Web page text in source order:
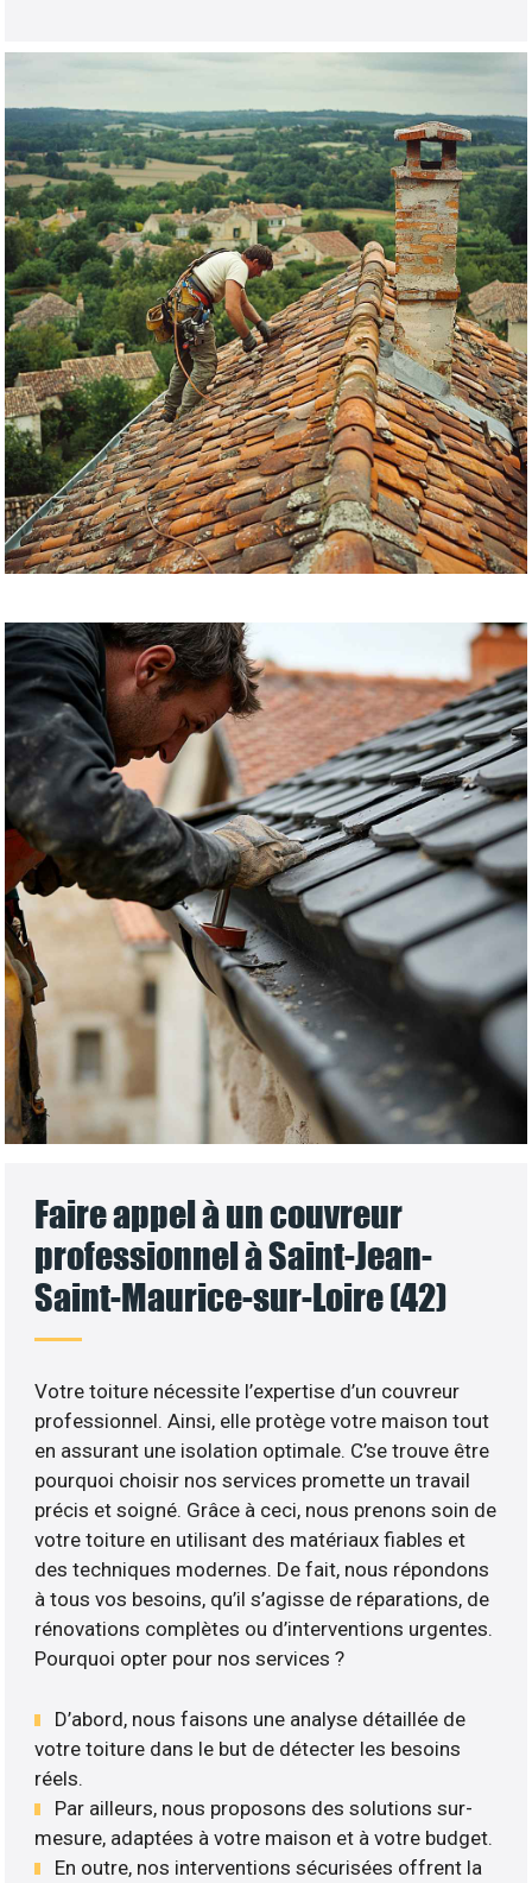
Faire appel à un couvreur
professionnel à Saint-Jean-
Saint-Maurice-sur-Loire (42)
Votre toiture nécessite l’expertise d’un couvreur
professionnel. Ainsi, elle protège votre maison tout
en assurant une isolation optimale. C’se trouve être
pourquoi choisir nos services promette un travail
précis et soigné. Grâce à ceci, nous prenons soin de
votre toiture en utilisant des matériaux fiables et
des techniques modernes. De fait, nous répondons
à tous vos besoins, qu’il s’agisse de réparations, de
rénovations complètes ou d’interventions urgentes.
Pourquoi opter pour nos services ?
D’abord, nous faisons une analyse détaillée de
votre toiture dans le but de détecter les besoins
réels.
Par ailleurs, nous proposons des solutions sur-
mesure, adaptées à votre maison et à votre budget.
En outre, nos interventions sécurisées offrent la